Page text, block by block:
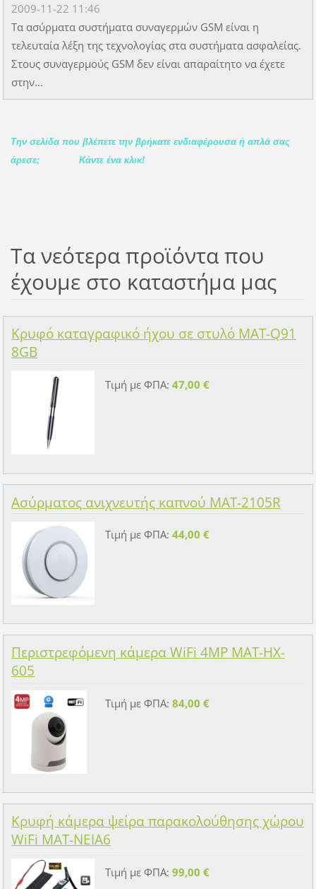
2009-11-22 11:46
Τα ασύρματα συστήματα συναγερμών GSM είναι η
τελευταία λέξη της τεχνολογίας στα συστήματα ασφαλείας.
Στους συναγερμούς GSM δεν είναι απαραίτητο να έχετε
στην...
Την σελίδα που βλέπετε την βρήκατε ενδιαφέρουσα ή απλά σας
άρεσε; Κάντε ένα κλικ!
Τα νεότερα προϊόντα που
έχουμε στο καταστήμα μας
Κρυφό καταγραφικό ήχου σε στυλό MAT-Q91
8GB
Τιμή με ΦΠΑ: 47,00 €
Ασύρματος ανιχνευτής καπνού MAT-2105R
Τιμή με ΦΠΑ: 44,00 €
Περιστρεφόμενη κάμερα WiFi 4MP MAT-HX-
605
Τιμή με ΦΠΑ: 84,00 €
Κρυφή κάμερα ψείρα παρακολούθησης χώρου
WiFi MAT-NEIA6
Τιμή με ΦΠΑ: 99,00 €